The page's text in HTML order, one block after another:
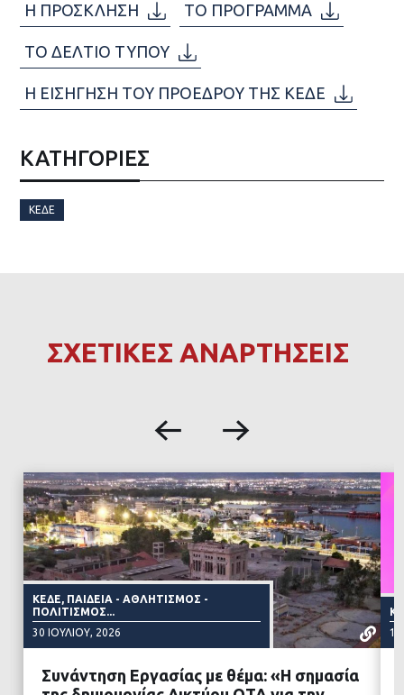
Η ΠΡΟΣΚΛΗΣΗ ΤΟ ΠΡΟΓΡΑΜΜΑ
ΤΟ ΔΕΛΤΙΟ ΤΥΠΟΥ
Η ΕΙΣΗΓΗΣΗ ΤΟΥ ΠΡΟΕΔΡΟΥ ΤΗΣ ΚΕΔΕ
ΚΑΤΗΓΟΡΙΕΣ
ΚΕΔΕ
ΣΧΕΤΙΚΕΣ ΑΝΑΡΤΗΣΕΙΣ
ΚΕΔΕ, ΠΑΙΔΕΊΑ - ΑΘΛΗΤΙΣΜΌΣ -
ΠΟΛΙΤΙΣΜΌΣ...
30 ΙΟΥΛΊΟΥ, 2026
Συνάντηση Εργασίας με θέμα: «Η σημασία
11